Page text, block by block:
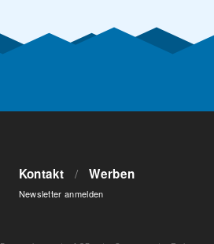
Kontakt / Werben
Newsletter anmelden